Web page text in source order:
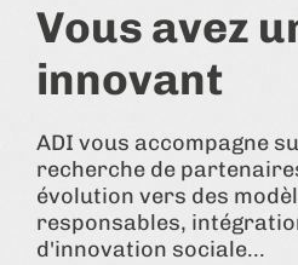
Vous avez
innovant
ADI vous accompagne
recherche de
évolution vers des
responsables,
d'innovation sociale...